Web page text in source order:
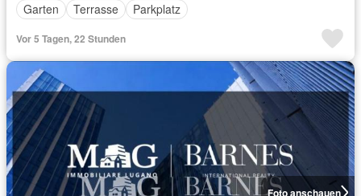
Garten
Terrasse Parkplatz
Vor 5 Tagen, 22 Stunden
Foto anschauen